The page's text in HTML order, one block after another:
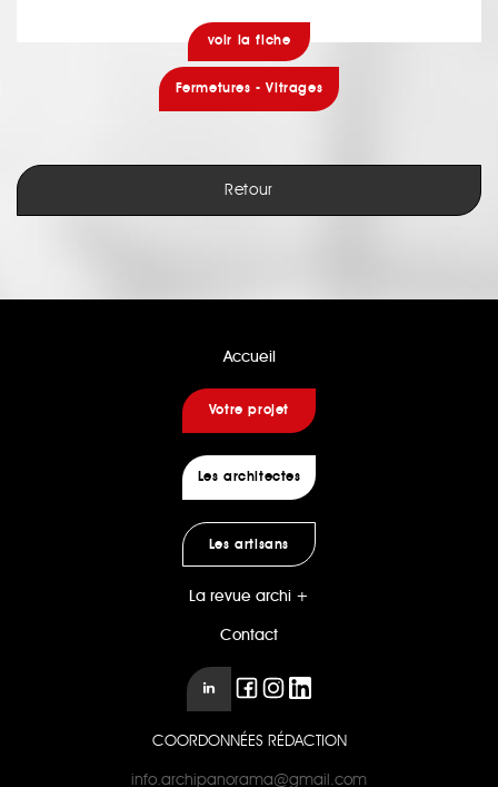
voir la fiche
Fermetures - Vitrages
Retour
Accueil
Votre projet
Les architectes
Les artisans
La revue archi +
Contact
COORDONNÉES RÉDACTION
info.archipanorama@gmail.com